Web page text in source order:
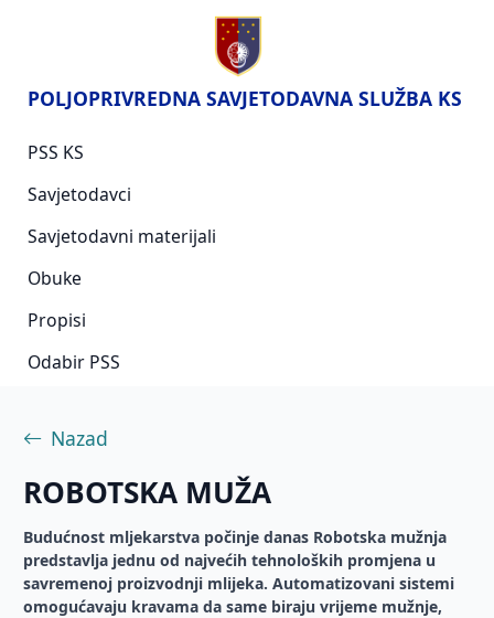
POLJOPRIVREDNA SAVJETODAVNA SLUŽBA KS
PSS KS
Savjetodavci
Savjetodavni materijali
Obuke
Propisi
Odabir PSS
Nazad
ROBOTSKA MUŽA
Budućnost mljekarstva počinje danas Robotska mužnja
predstavlja jednu od najvećih tehnoloških promjena u
savremenoj proizvodnji mlijeka. Automatizovani sistemi
omogućavaju kravama da same biraju vrijeme mužnje,